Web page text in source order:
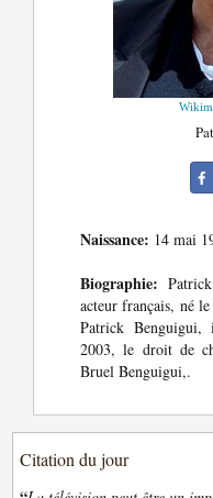
Naissance: 14 mai
Biographie:
acteur français, né
Patrick
2003, le droit de
Bruel Benguigui,.
Citation du jour